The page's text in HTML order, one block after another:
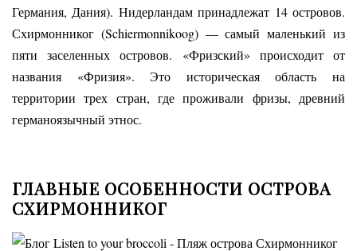
Германия, Дания). Нидерландам принадлежат 14 островов.
Схирмонниког (Schiermonnikoog) — самый маленький из
пяти заселенных островов. «Фризский» происходит от
названия «Фризия». Это историческая область на
территории трех стран, где проживали фризы, древний
германоязычный этнос.
ГЛАВНЫЕ ОСОБЕННОСТИ ОСТРОВА
СХИРМОННИКОГ